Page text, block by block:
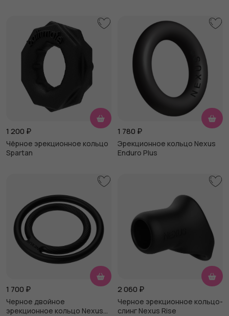
1 200 ₽
Чёрное эрекционное кольцо
Spartan
1 780 ₽
Эрекционное кольцо Nexus
Enduro Plus
1 700 ₽
Черное двойное
эрекционное кольцо Nexus
2 060 ₽
Черное эрекционное кольцо-
слинг Nexus Rise